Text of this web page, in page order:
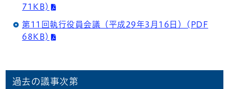
71KB)
第11回執行役員会議（平成29年3月16日）(PDF
68KB)
過去の議事次第